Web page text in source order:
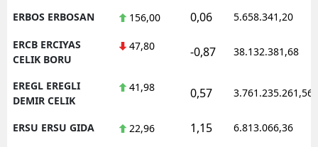
ERBOS ERBOSAN 156,00 0,06 5.658.341,20
ERCB ERCIYAS
CELIK BORU
47,80 -0,87 38.132.381,68
EREGL EREGLI
DEMIR CELIK
41,98 0,57 3.761.235.261,56
ERSU ERSU GIDA 22,96 1,15 6.813.066,36